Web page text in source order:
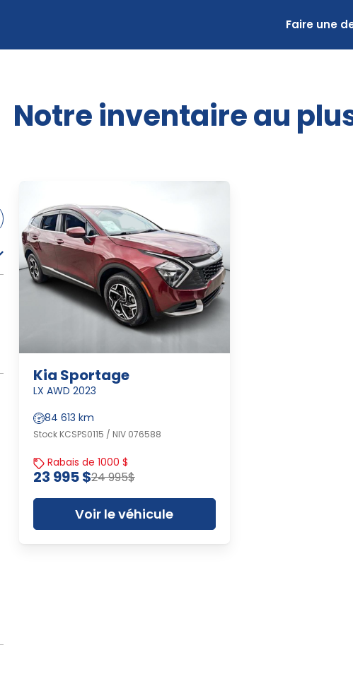
Faire une
Notre inventaire au
Kia Sportage
LX AWD 2023
84 613 km
Stock KCSPS0115 / NIV 076588
Rabais de 1000 $
24 995$
23 995 $
Voir le véhicule